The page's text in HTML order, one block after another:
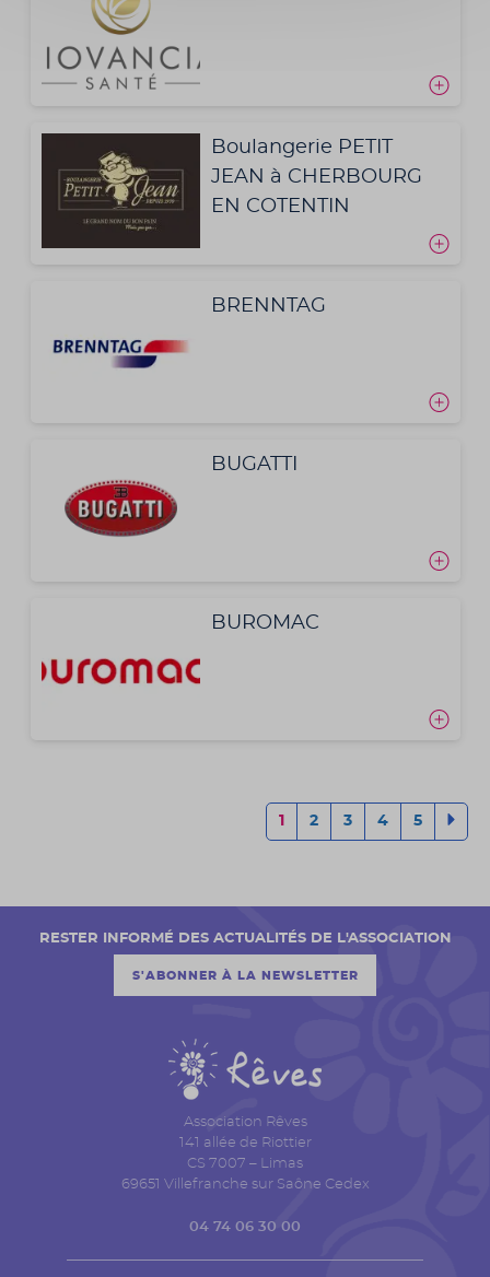
Boulangerie PETIT
JEAN à CHERBOURG
EN COTENTIN
BRENNTAG
BUGATTI
BUROMAC
1 2 3 4 5
Association Rêves
141 allée de Riottier
CS 7007 – Limas
69651 Villefranche sur Saône Cedex
04 74 06 30 00
RESTER INFORMÉ DES ACTUALITÉS DE L'ASSOCIATION
S'ABONNER À LA NEWSLETTER